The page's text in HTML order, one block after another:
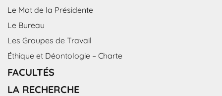
Le Mot de la Présidente
Le Bureau
Les Groupes de Travail
Éthique et Déontologie – Charte
FACULTÉS
LA RECHERCHE